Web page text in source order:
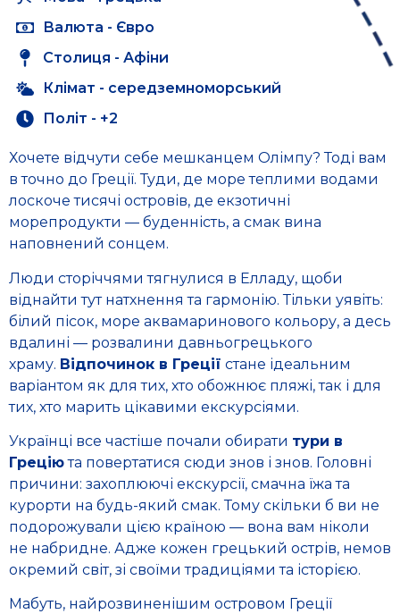
Валюта - Євро
Столиця - Афіни
Клімат - середземноморський
Політ - +2
Хочете відчути себе мешканцем Олімпу? Тоді вам
в точно до Греції. Туди, де море теплими водами
лоскоче тисячі островів, де екзотичні
морепродукти — буденність, а смак вина
наповнений сонцем.
Люди сторіччями тягнулися в Елладу, щоби
віднайти тут натхнення та гармонію. Тільки уявіть:
білий пісок, море аквамаринового кольору, а десь
вдалині — розвалини давньогрецького
храму. Відпочинок в Греції стане ідеальним
варіантом як для тих, хто обожнює пляжі, так і для
тих, хто марить цікавими екскурсіями.
Українці все частіше почали обирати тури в
Греціюта повертатися сюди знов і знов. Головні
причини: захоплюючі екскурсії, смачна їжа та
курорти на будь-який смак. Тому скільки б ви не
подорожували цією країною — вона вам ніколи
не набридне. Адже кожен грецький острів, немов
окремий світ, зі своїми традиціями та історією.
Мабуть, найрозвиненішим островом Греції